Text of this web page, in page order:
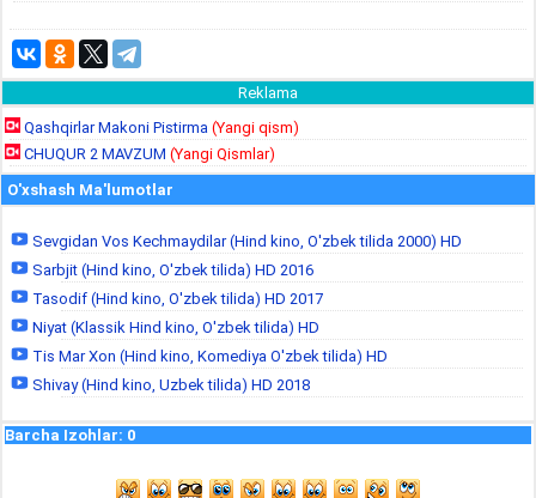
Reklama
Qashqirlar Makoni Pistirma (Yangi qism)
CHUQUR 2 MAVZUM (Yangi Qismlar)
O'xshash Ma'lumotlar
Sevgidan Vos Kechmaydilar (Hind kino, O'zbek tilida 2000) HD
Sarbjit (Hind kino, O'zbek tilida) HD 2016
Tasodif (Hind kino, O'zbek tilida) HD 2017
Niyat (Klassik Hind kino, O'zbek tilida) HD
Tis Mar Xon (Hind kino, Komediya O'zbek tilida) HD
Shivay (Hind kino, Uzbek tilida) HD 2018
Barcha Izohlar: 0